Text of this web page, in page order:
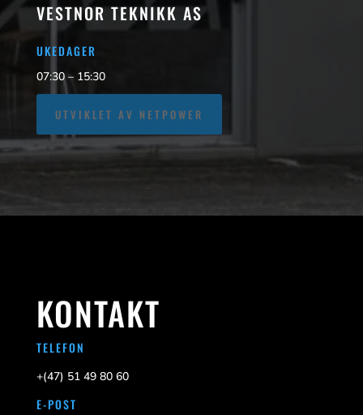
VESTNOR TEKNIKK AS
UKEDAGER
07:30 – 15:30
UTVIKLET AV NETPOWER
KONTAKT
TELEFON
+(47) 51 49 80 60
E-POST